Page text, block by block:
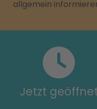
allgemein
Jetzt